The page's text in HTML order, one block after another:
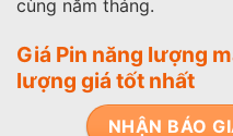
cùng năm tháng.
Giá Pin năng lượng
lượng giá tốt nhất
NHẬN BÁO